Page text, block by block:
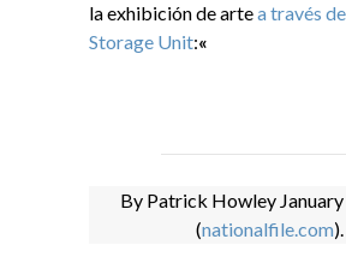
la exhibición de artea través
Storage Unit:«
By Patrick Howley
(nationalfile.com).